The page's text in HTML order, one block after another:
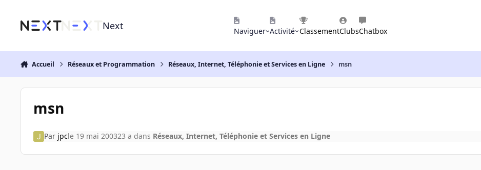
Next Naviguer Activité ClassementClubsChatbox
Accueil Réseaux et Programmation Réseaux, Internet, Téléphonie et Services en Ligne msn
msn
Par jpcle 19 mai 200323 a dans Réseaux, Internet, Téléphonie et Services en Ligne